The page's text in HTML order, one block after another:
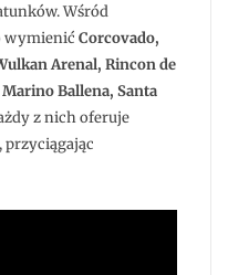
Wśród
wymienić Corcovado,
Arenal, Rincon de
Ballena, Santa
z nich oferuje
przyciągając